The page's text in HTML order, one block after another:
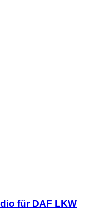
für DAF LKW